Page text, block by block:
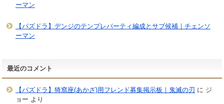
ーマン
【パズドラ】デンジのテンプレパーティ編成とサブ候補｜チェンソ
ーマン
最近のコメント
【パズドラ】猗窩座(あかざ)用フレンド募集掲示板｜鬼滅の刃 に ジ
ョー より